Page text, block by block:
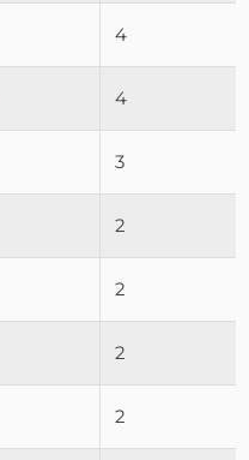
4
4
3
2
2
2
2